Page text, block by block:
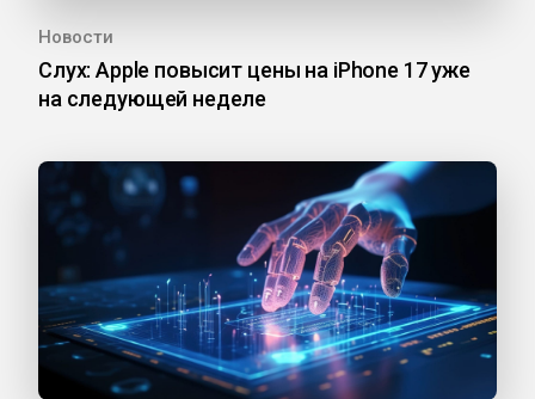
Новости
Слух: Apple повысит цены на iPhone 17 уже
на следующей неделе